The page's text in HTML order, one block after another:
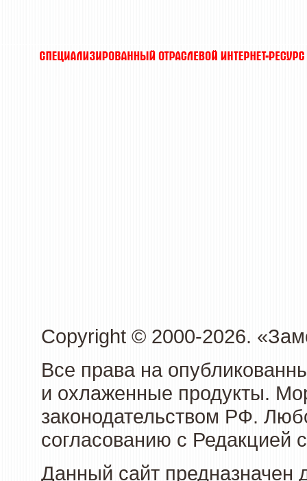
Copyright © 2000-2026.
Все права на
и охлаженные продукты.
законодательством РФ.
согласованию с Редакцией
Данный сайт предназначен